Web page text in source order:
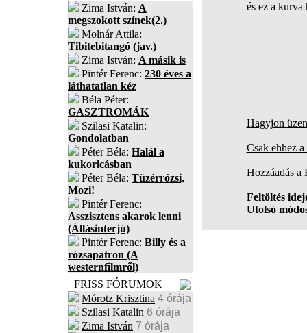
Zima István: A
megszokott színek(2.)
Molnár Attila:
Tibitebitangó (jav.)
Zima István: A másik is
Pintér Ferenc: 230 éves a
láthatatlan kéz
Béla Péter:
GASZTROMÁK
Szilasi Katalin:
Gondolatban
Péter Béla: Halál a
kukoricásban
Péter Béla: Tüzérrózsi,
Mozi!
Pintér Ferenc:
Asszisztens akarok lenni
(Állásinterjú)
Pintér Ferenc: Billy és a
rózsapatron (A
westernfilmről)
FRISS FÓRUMOK
Mórotz Krisztina 4 órája
Szilasi Katalin 6 órája
Zima István 7 órája
és ez a
Hagyjon
Csak ehhez
Hozzáadás
Feltöltés
Utolsó